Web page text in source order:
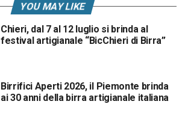
YOU MAY LIKE
Chieri, dal 7 al 12 luglio si brinda al
festival artigianale “BicChieri di Birra”
Birrifici Aperti 2026, il Piemonte brinda
ai 30 anni della birra artigianale italiana